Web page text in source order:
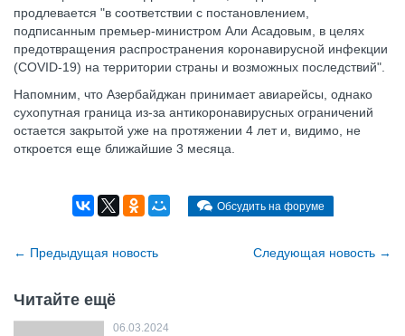
продлевается "в соответствии с постановлением,
подписанным премьер-министром Али Асадовым, в целях
предотвращения распространения коронавирусной инфекции
(COVID-19) на территории страны и возможных последствий".
Напомним, что Азербайджан принимает авиарейсы, однако
сухопутная граница из-за антикоронавирусных ограничений
остается закрытой уже на протяжении 4 лет и, видимо, не
откроется еще ближайшие 3 месяца.
Обсудить на форуме
← Предыдущая новость Cледующая новость →
Читайте ещё
06.03.2024